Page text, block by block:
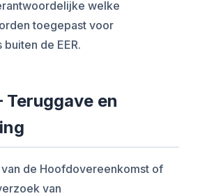
welke
toegepast voor
de EER.
Teruggave en
van de Hoofdovereenkomst of
van